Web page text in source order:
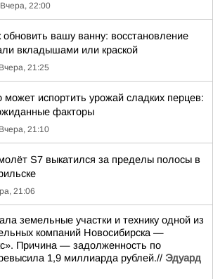
Вчера, 22:00
обновить вашу ванну: восстановление
вкладышами или краской
Вчера, 21:25
может испортить урожай сладких перцев:
факторы
Вчера, 21:10
S7 выкатился за пределы полосы в
21:06
земельные участки и технику одной из
компаний Новосибирска —
Причина — задолженность по
1,9 миллиарда рублей.// Эдуард